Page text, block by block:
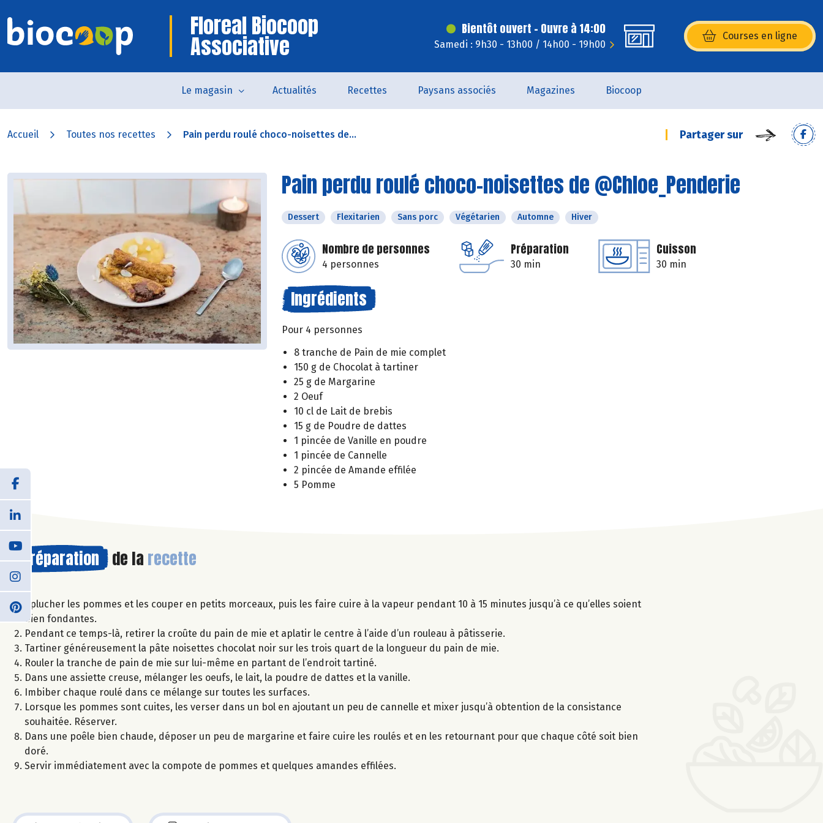
Floreal Biocoop
Associative
Bientôt ouvert - Ouvre à 14:00
Samedi : 9h30 - 13h00 / 14h00 - 19h00
Courses en ligne
(s’ouvre dans une nouvelle
Le magasin Actualités Recettes Paysans associés Magazines Biocoop
Accueil Toutes nos recettes Pain perdu roulé choco-noisettes de... Partager sur
Pain perdu roulé choco-noisettes de @Chloe_Penderie
Dessert Flexitarien Sans porc Végétarien Automne Hiver
Nombre de personnes
4 personnes
Préparation
30 min
Cuisson
30 min
Ingrédients
Pour 4 personnes
8 tranche de Pain de mie complet
150 g de Chocolat à tartiner
25 g de Margarine
2 Oeuf
10 cl de Lait de brebis
15 g de Poudre de dattes
1 pincée de Vanille en poudre
1 pincée de Cannelle
2 pincée de Amande effilée
5 Pomme
Préparation de la recette
Eplucher les pommes et les couper en petits morceaux, puis les faire cuire à la vapeur pendant 10 à 15 minutes jusqu’à ce qu’elles soient
bien fondantes.
Pendant ce temps-là, retirer la croûte du pain de mie et aplatir le centre à l’aide d’un rouleau à pâtisserie.
Tartiner généreusement la pâte noisettes chocolat noir sur les trois quart de la longueur du pain de mie.
Rouler la tranche de pain de mie sur lui-même en partant de l’endroit tartiné.
Dans une assiette creuse, mélanger les oeufs, le lait, la poudre de dattes et la vanille.
Imbiber chaque roulé dans ce mélange sur toutes les surfaces.
Lorsque les pommes sont cuites, les verser dans un bol en ajoutant un peu de cannelle et mixer jusqu’à obtention de la consistance
souhaitée. Réserver.
Dans une poêle bien chaude, déposer un peu de margarine et faire cuire les roulés et en les retournant pour que chaque côté soit bien
doré.
Servir immédiatement avec la compote de pommes et quelques amandes effilées.